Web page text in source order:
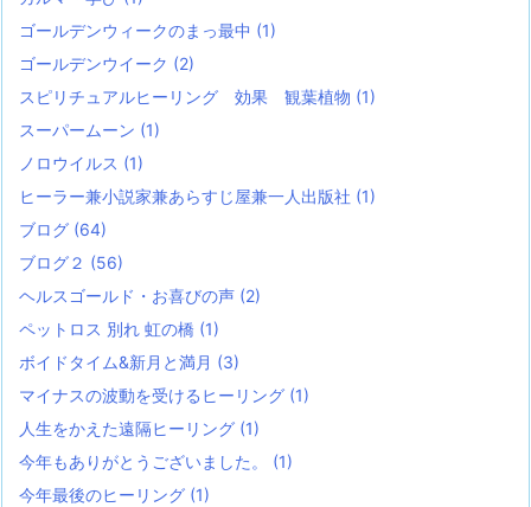
ゴールデンウィークのまっ最中 (1)
ゴールデンウイーク (2)
スピリチュアルヒーリング 効果 観葉植物 (1)
スーパームーン (1)
ノロウイルス (1)
ヒーラー兼小説家兼あらすじ屋兼一人出版社 (1)
ブログ (64)
ブログ２ (56)
ヘルスゴールド・お喜びの声 (2)
ペットロス 別れ 虹の橋 (1)
ボイドタイム&新月と満月 (3)
マイナスの波動を受けるヒーリング (1)
人生をかえた遠隔ヒーリング (1)
今年もありがとうございました。 (1)
今年最後のヒーリング (1)